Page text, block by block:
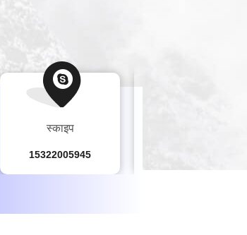
स्काइप
15322005945